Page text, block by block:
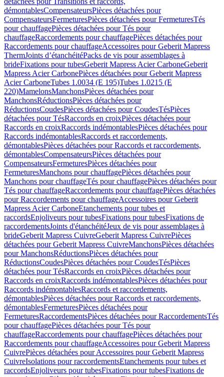
démontablesCompensateursPièces détachées pour
CompensateursFermeturesPièces détachées pour FermeturesTés
pour chauffagePièces détachées pour Tés pour
chauffageRaccordements pour chauffagePièces détachées pour
Raccordements pour chauffageAccessoires pour Geberit Mapress
ThermJoints d’étanchéitéPacks de vis pour assemblages à
brideFixations pour tubesGeberit Mapress Acier CarboneGeberit
Mapress Acier CarbonePièces détachées pour Geberit Mapress
Acier CarboneTubes 1.0034 (E 195)Tubes 1.0215 (E
220)MamelonsManchonsPièces détachées pour
ManchonsRéductionsPièces détachées pour
RéductionsCoudesPièces détachées pour CoudesTésPièces
détachées pour TésRaccords en croixPièces détachées pour
Raccords en croixRaccords indémontablesPièces détachées pour
Raccords indémontablesRaccords et raccordements,
démontablesPièces détachées pour Raccords et raccordements,
démontablesCompensateursPièces détachées pour
CompensateursFermeturesPièces détachées pour
FermeturesManchons pour chauffagePièces détachées pour
Manchons pour chauffageTés pour chauffagePièces détachées pour
Tés pour chauffageRaccordements pour chauffagePièces détachées
pour Raccordements pour chauffageAccessoires pour Geberit
Mapress Acier CarboneEtanchements pour tubes et
raccordsEnjoliveurs pour tubesFixations pour tubesFixations de
raccordementsJoints d'étanchéitéJeux de vis pour assemblages à
brideGeberit Mapress CuivreGeberit Mapress CuivrePièces
détachées pour Geberit Mapress CuivreManchonsPièces détachées
pour ManchonsRéductionsPièces détachées pour
RéductionsCoudesPièces détachées pour CoudesTésPièces
détachées pour TésRaccords en croixPièces détachées pour
Raccords en croixRaccords indémontablesPièces détachées pour
Raccords indémontablesRaccords et raccordements,
démontablesPièces détachées pour Raccords et raccordements,
démontablesFermeturesPièces détachées pour
FermeturesRaccordementsPièces détachées pour RaccordementsTés
pour chauffagePièces détachées pour Tés pour
chauffageRaccordements pour chauffagePièces détachées pour
Raccordements pour chauffageAccessoires pour Geberit Mapress
CuivrePièces détachées pour Accessoires pour Geberit Mapress
CuivreIsolations pour raccordementsEtanchements pour tubes et
raccordsEnjoliveurs pour tubesFixations pour tubesFixations de